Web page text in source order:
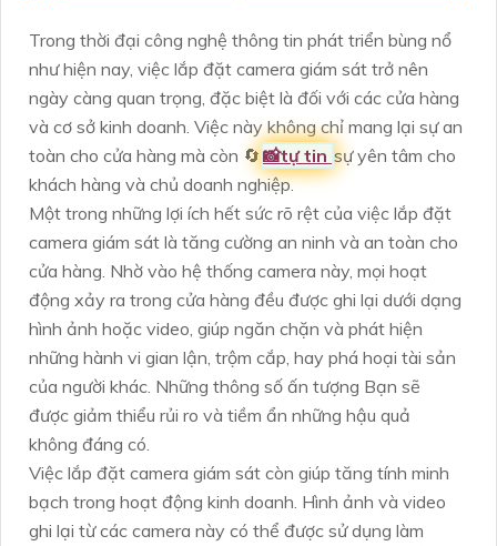
Trong thời đại công nghệ thông tin phát triển bùng nổ
như hiện nay, việc lắp đặt camera giám sát trở nên
ngày càng quan trọng, đặc biệt là đối với các cửa hàng
và cơ sở kinh doanh. Việc này không chỉ mang lại sự an
toàn cho cửa hàng mà còn 🔄 📸tự tin sự yên tâm cho
khách hàng và chủ doanh nghiệp.
Một trong những lợi ích hết sức rõ rệt của việc lắp đặt
camera giám sát là tăng cường an ninh và an toàn cho
cửa hàng. Nhờ vào hệ thống camera này, mọi hoạt
động xảy ra trong cửa hàng đều được ghi lại dưới dạng
hình ảnh hoặc video, giúp ngăn chặn và phát hiện
những hành vi gian lận, trộm cắp, hay phá hoại tài sản
của người khác. Những thông số ấn tượng Bạn sẽ
được giảm thiểu rủi ro và tiềm ẩn những hậu quả
không đáng có.
Việc lắp đặt camera giám sát còn giúp tăng tính minh
bạch trong hoạt động kinh doanh. Hình ảnh và video
ghi lại từ các camera này có thể được sử dụng làm